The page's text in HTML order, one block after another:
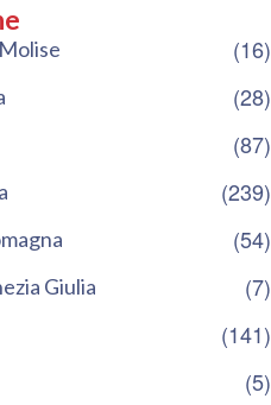
(16)
(28)
(87)
(239)
(54)
Giulia (7)
(141)
(5)